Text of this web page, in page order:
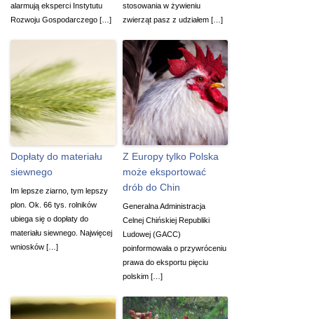
alarmują eksperci Instytutu
Rozwoju Gospodarczego […]
stosowania w żywieniu
zwierząt pasz z udziałem […]
Dopłaty do materiału
siewnego
Im lepsze ziarno, tym lepszy
plon. Ok. 66 tys. rolników
ubiega się o dopłaty do
materiału siewnego. Najwięcej
wniosków […]
Z Europy tylko Polska
może eksportować
drób do Chin
Generalna Administracja
Celnej Chińskiej Republiki
Ludowej (GACC)
poinformowała o przywróceniu
prawa do eksportu pięciu
polskim […]